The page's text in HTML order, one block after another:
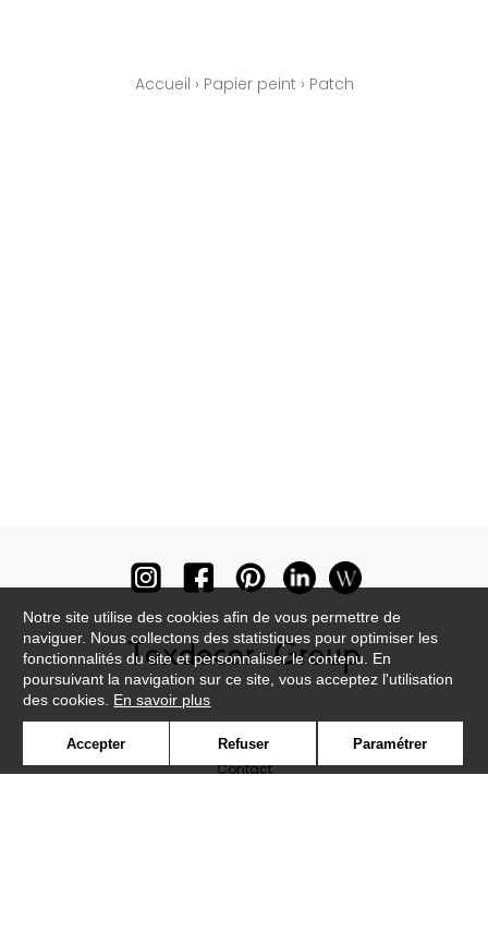
Accueil › Papier peint › Patch
Contact
Notre site utilise des cookies afin de vous permettre de
naviguer. Nous collectons des statistiques pour optimiser les
fonctionnalités du site et personnaliser le contenu. En
poursuivant la navigation sur ce site, vous acceptez l'utilisation
des cookies. En savoir plus
Accepter Refuser Paramétrer